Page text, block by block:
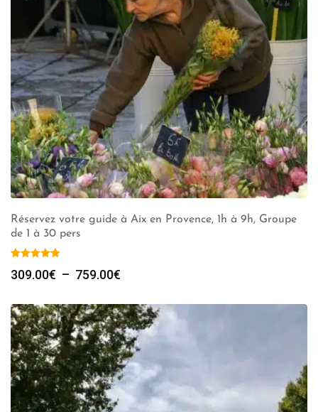
Réservez votre guide à Aix en Provence, 1h à 9h, Groupe
de 1 à 30 pers
309.00€ – 759.00€
prix :
309.00€
à
759.00€